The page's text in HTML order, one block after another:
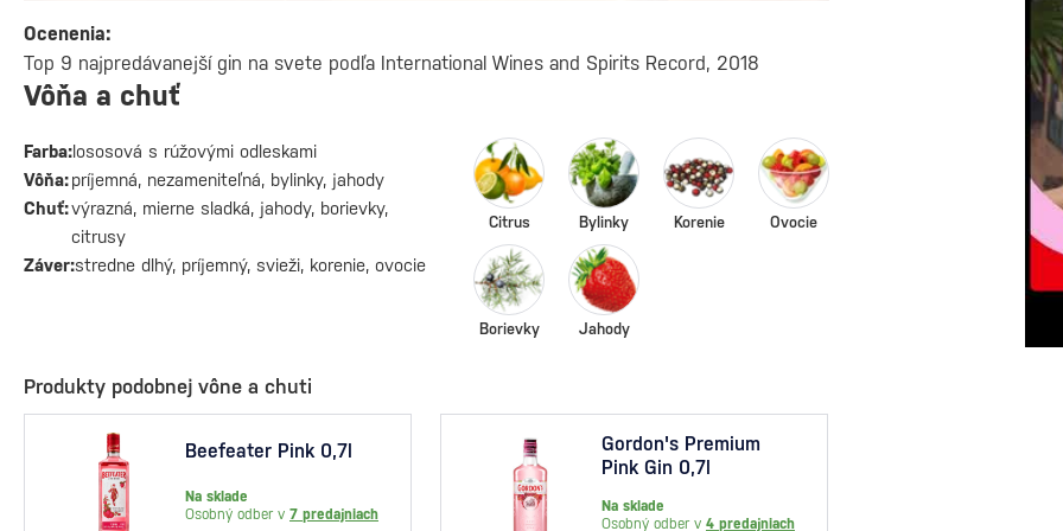
Ocenenia:
Top 9 najpredávanejší gin na svete podľa International Wines and Spirits Record, 2018
Vôňa a chuť
Farba:lososová s rúžovými odleskami
Vôňa:príjemná, nezameniteľná, bylinky, jahody
Chuť:výrazná, mierne sladká, jahody, borievky,
citrusy
Záver:stredne dlhý, príjemný, svieži, korenie, ovocie
Citrus Bylinky Korenie Ovocie
Borievky Jahody
Produkty podobnej vône a chuti
Beefeater Pink 0,7l
Na sklade
Osobný odber v 7 predajniach
Gordon's Premium
Pink Gin 0,7l
Na sklade
Osobný odber v 4 predajniach